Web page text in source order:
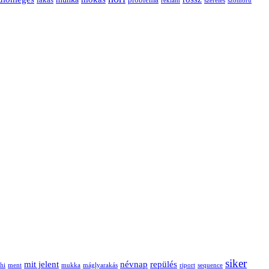
ment mit jelent mukka máglyarakás névnap repülés riport sequence siker